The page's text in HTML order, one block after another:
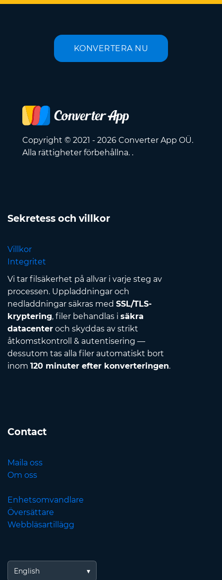
KONVERTERA NU
Copyright © 2021 - 2026 Converter App OÜ.
Alla rättigheter förbehållna. .
Sekretess och villkor
Villkor
Integritet
Vi tar filsäkerhet på allvar i varje steg av
processen. Uppladdningar och
nedladdningar säkras med SSL/TLS-
kryptering, filer behandlas i säkra
datacenter och skyddas av strikt
åtkomstkontroll & autentisering —
dessutom tas alla filer automatiskt bort
inom 120 minuter efter konverteringen.
Contact
Maila oss
Om oss
Enhetsomvandlare
Översättare
Webbläsartillägg
English